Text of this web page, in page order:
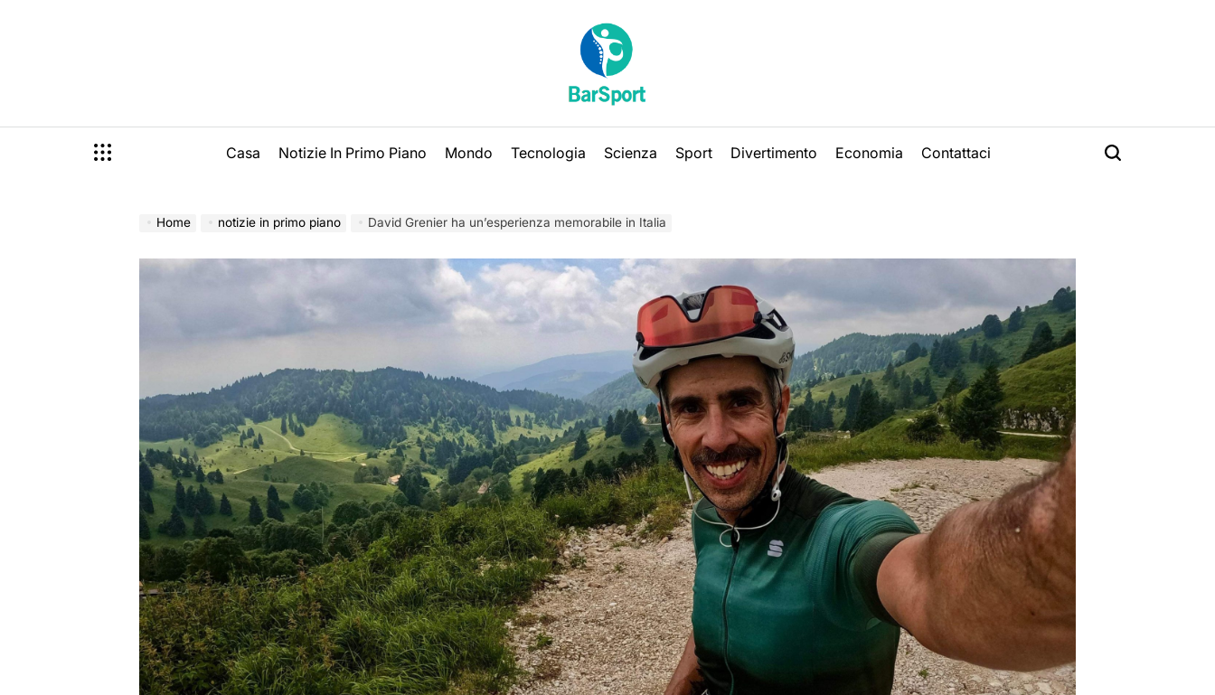
Casa Notizie In Primo Piano Mondo Tecnologia Scienza Sport Divertimento Economia Contattaci
Home notizie in primo piano David Grenier ha un’esperienza memorabile in Italia